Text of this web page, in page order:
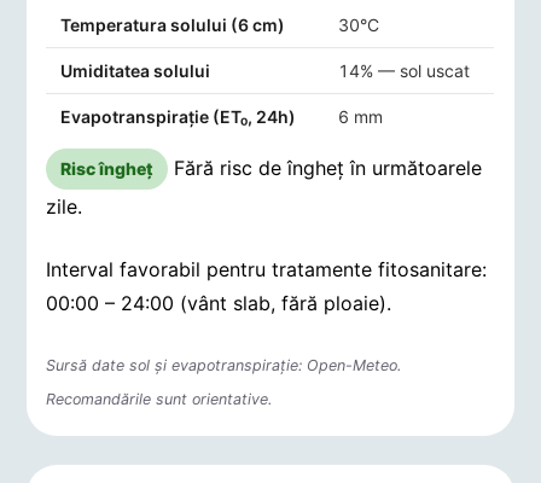
Indicatori agro-meteorologici pentru Moara Vlăsiei
Temperatura solului (6 cm) 30°C
Umiditatea solului 14% — sol uscat
Evapotranspirație (ET₀, 24h) 6 mm
Risc îngheț
Fără risc de îngheț în următoarele
zile.
Interval favorabil pentru tratamente fitosanitare:
00:00 – 24:00 (vânt slab, fără ploaie).
Sursă date sol și evapotranspirație: Open-Meteo.
Recomandările sunt orientative.